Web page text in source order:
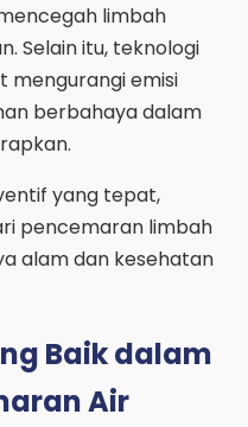
limbah
Selain itu, teknologi
mengurangi emisi
berbahaya dalam
yang tepat,
pencemaran limbah
alam dan kesehatan
Baik dalam
Air